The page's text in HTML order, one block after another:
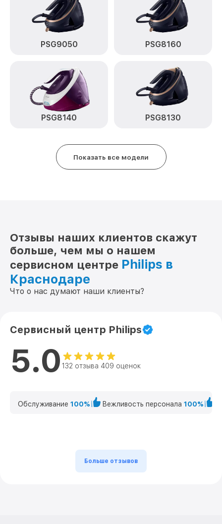
Восстановление электроклапана
PerfectCare Aqua Pro GC9315 Philips
от 600₽
PSG9050 PSG8160
PSG8140 PSG8130
Показать все модели
Отзывы наших клиентов скажут
больше, чем мы о нашем
сервисном центре Philips в
Краснодаре
Что о нас думают наши клиенты?
Сервисный центр Philips
5.0 132 отзыва 409 оценок
Обслуживание 100% Вежливость персонала 100%
Больше отзывов